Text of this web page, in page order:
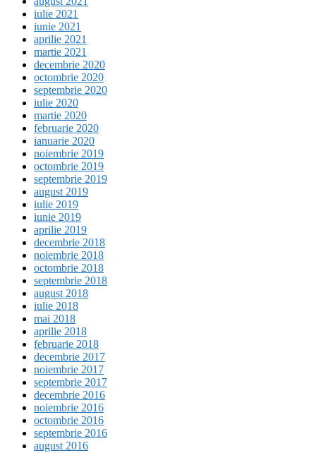
iulie 2021
iunie 2021
aprilie 2021
martie 2021
decembrie 2020
octombrie 2020
septembrie 2020
iulie 2020
martie 2020
februarie 2020
ianuarie 2020
noiembrie 2019
octombrie 2019
septembrie 2019
august 2019
iulie 2019
iunie 2019
aprilie 2019
decembrie 2018
noiembrie 2018
octombrie 2018
septembrie 2018
august 2018
iulie 2018
mai 2018
aprilie 2018
februarie 2018
decembrie 2017
noiembrie 2017
septembrie 2017
decembrie 2016
noiembrie 2016
octombrie 2016
septembrie 2016
august 2016